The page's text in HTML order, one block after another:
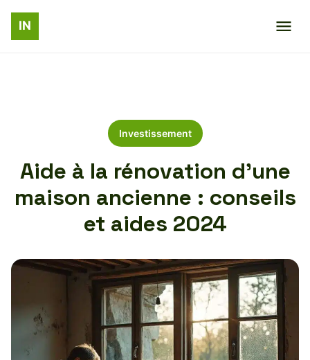
Investissement
Aide à la rénovation d’une
maison ancienne : conseils
et aides 2024